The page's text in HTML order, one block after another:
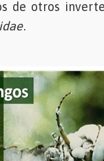
de otros
.